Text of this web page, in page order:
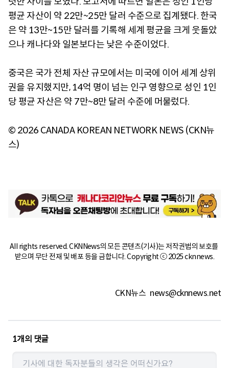
평균 자산이 약 22만~25만 달러 수준으로 집계됐다. 한국
은 약 13만~15만 달러를 기록해 세계 평균을 크게 웃돌았
으나 캐나다와 일본보다는 낮은 수준이었다.
중국은 국가 전체 자산 규모에서는 미국에 이어 세계 상위
권을 유지했지만, 14억 명이 넘는 인구 영향으로 성인 1인
당 평균 자산은 약 7만~8만 달러 수준에 머물렀다.
© 2026 CANADA KOREAN NETWORK NEWS (CKN뉴
스)
All rights reserved. CKNNews의 모든 콘텐츠(기사)는 저작권법의 보호를
받으며 무단 전재 및 배포 등을 금합니다. Copyright ⓒ 2025 cknnews.
CKN뉴스 news@cknnews.net
1개의 댓글